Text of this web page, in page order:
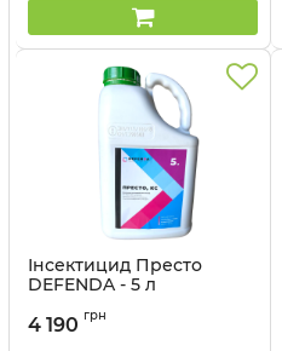
Інсектицид Престо
DEFENDA - 5 л
4 190 грн